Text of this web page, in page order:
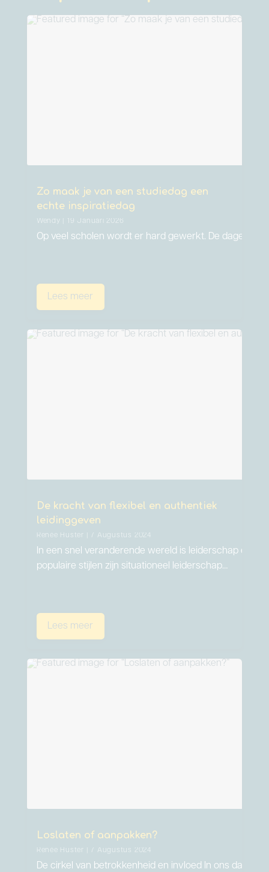
Zo maak je van een studiedag een
echte inspiratiedag
Wendy | 19 Januari 2026
Op veel scholen wordt er hard gewerkt. De dagen
Lees meer
De kracht van flexibel en authentiek
leidinggeven
Renée Huster | 7 Augustus 2024
In een snel veranderende wereld is leiderschap een
populaire stijlen zijn situationeel leiderschap…
Lees meer
Loslaten of aanpakken?
Renée Huster | 7 Augustus 2024
De cirkel van betrokkenheid en invloed In ons